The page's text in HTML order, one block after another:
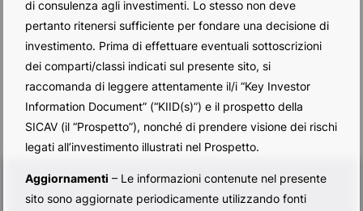
di consulenza agli investimenti. Lo stesso non deve
pertanto ritenersi sufficiente per fondare una decisione di
investimento. Prima di effettuare eventuali sottoscrizioni
dei comparti/classi indicati sul presente sito, si
raccomanda di leggere attentamente il/i “Key Investor
Information Document” (“KIID(s)”) e il prospetto della
SICAV (il “Prospetto”), nonché di prendere visione dei rischi
legati all’investimento illustrati nel Prospetto.
Aggiornamenti – Le informazioni contenute nel presente
sito sono aggiornate periodicamente utilizzando fonti